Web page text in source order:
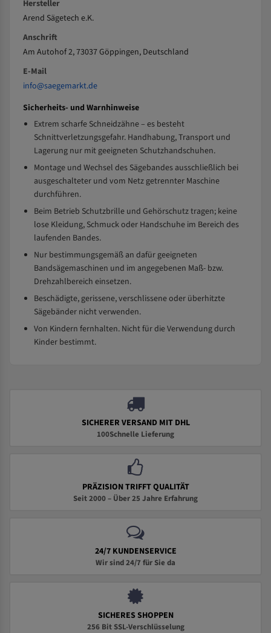
Hersteller
Arend Sägetech e.K.
Anschrift
Am Autohof 2, 73037 Göppingen, Deutschland
E-Mail
info@saegemarkt.de
Sicherheits- und Warnhinweise
Extrem scharfe Schneidzähne – es besteht
Schnittverletzungsgefahr. Handhabung, Transport und
Lagerung nur mit geeigneten Schutzhandschuhen.
Montage und Wechsel des Sägebandes ausschließlich bei
ausgeschalteter und vom Netz getrennter Maschine
durchführen.
Beim Betrieb Schutzbrille und Gehörschutz tragen; keine
lose Kleidung, Schmuck oder Handschuhe im Bereich des
laufenden Bandes.
Nur bestimmungsgemäß an dafür geeigneten
Bandsägemaschinen und im angegebenen Maß- bzw.
Drehzahlbereich einsetzen.
Beschädigte, gerissene, verschlissene oder überhitzte
Sägebänder nicht verwenden.
Von Kindern fernhalten. Nicht für die Verwendung durch
Kinder bestimmt.
SICHERER VERSAND MIT DHL
100Schnelle Lieferung
PRÄZISION TRIFFT QUALITÄT
Seit 2000 – Über 25 Jahre Erfahrung
24/7 KUNDENSERVICE
Wir sind 24/7 für Sie da
SICHERES SHOPPEN
256 Bit SSL-Verschlüsselung